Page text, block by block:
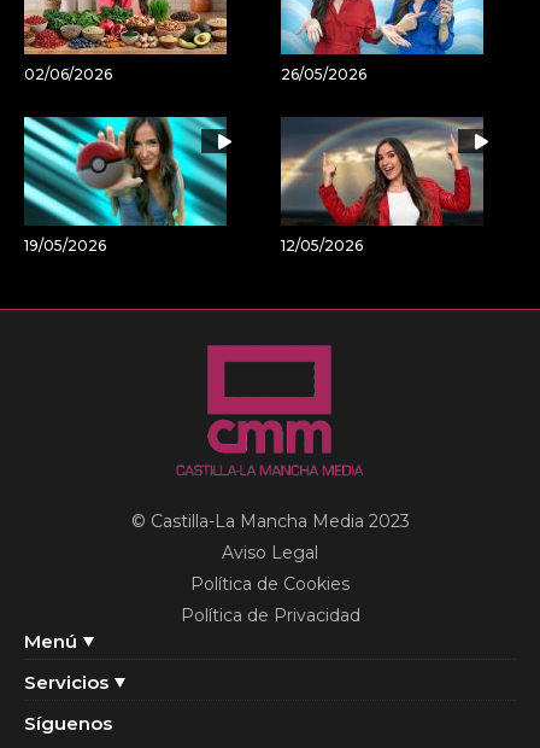
02/06/2026 26/05/2026
19/05/2026 12/05/2026
Menú
Servicios
© Castilla-La Mancha Media 2023
Aviso Legal
Política de Cookies
Política de Privacidad
Síguenos